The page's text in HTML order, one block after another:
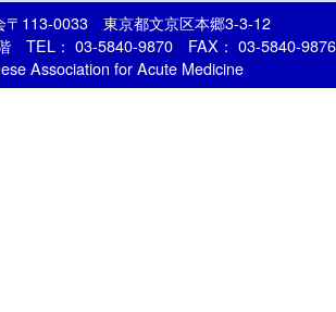
〒113-0033 東京都文京区本郷3-3-12
TEL： 03-5840-9870 FAX： 03-5840-9876
Association for Acute Medicine